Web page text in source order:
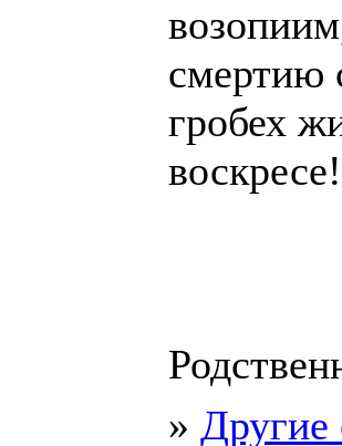
смертию
гробех
воскресе!
» Другие